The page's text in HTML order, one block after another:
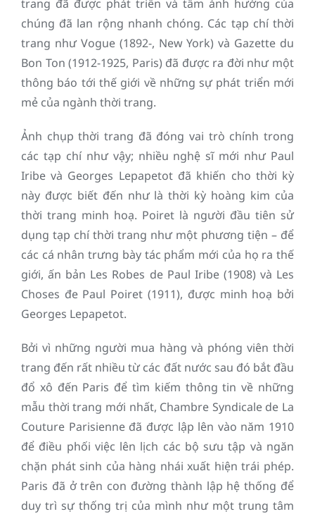
trang đã được phát triển và tầm ảnh hưởng của
chúng đã lan rộng nhanh chóng. Các tạp chí thời
trang như Vogue (1892-, New York) và Gazette du
Bon Ton (1912-1925, Paris) đã được ra đời như một
thông báo tới thế giới về những sự phát triển mới
mẻ của ngành thời trang.
Ảnh chụp thời trang đã đóng vai trò chính trong
các tạp chí như vậy; nhiều nghệ sĩ mới như Paul
Iribe và Georges Lepapetot đã khiến cho thời kỳ
này được biết đến như là thời kỳ hoàng kim của
thời trang minh hoạ. Poiret là người đầu tiên sử
dụng tạp chí thời trang như một phương tiện – để
các cá nhân trưng bày tác phẩm mới của họ ra thế
giới, ấn bản Les Robes de Paul Iribe (1908) và Les
Choses đe Paul Poiret (1911), được minh hoạ bởi
Georges Lepapetot.
Bởi vì những người mua hàng và phóng viên thời
trang đến rất nhiều từ các đất nước sau đó bắt đầu
đổ xô đến Paris để tìm kiếm thông tin về những
mẫu thời trang mới nhất, Chambre Syndicale de La
Couture Parisienne đã được lập lên vào năm 1910
để điều phối việc lên lịch các bộ sưu tập và ngăn
chặn phát sinh của hàng nhái xuất hiện trái phép.
Paris đã ở trên con đường thành lập hệ thống để
duy trì sự thống trị của mình như một trung tâm